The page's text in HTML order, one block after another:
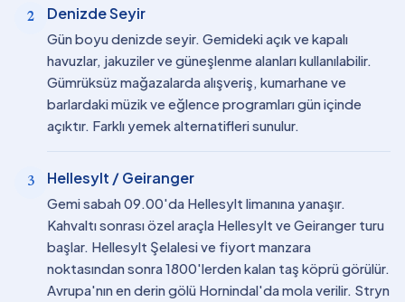
2 Denizde Seyir
Gün boyu denizde seyir. Gemideki açık ve kapalı
havuzlar, jakuziler ve güneşlenme alanları kullanılabilir.
Gümrüksüz mağazalarda alışveriş, kumarhane ve
barlardaki müzik ve eğlence programları gün içinde
açıktır. Farklı yemek alternatifleri sunulur.
3 Hellesylt / Geiranger
Gemi sabah 09.00'da Hellesylt limanına yanaşır.
Kahvaltı sonrası özel araçla Hellesylt ve Geiranger turu
başlar. Hellesylt Şelalesi ve fiyort manzara
noktasından sonra 1800'lerden kalan taş köprü görülür.
Avrupa'nın en derin gölü Hornindal'da mola verilir. Stryn